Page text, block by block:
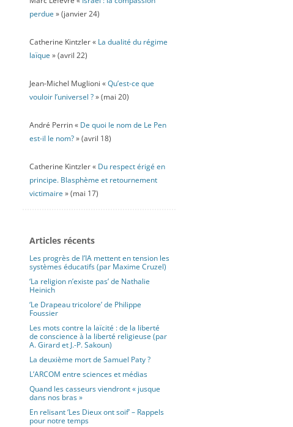
perdue » (janvier 24)
Catherine Kintzler « La dualité du régime
laïque » (avril 22)
Jean-Michel Muglioni «Qu’est-ce que
vouloir l’universel ?» (mai 20)
André Perrin « De quoi le nom de Le Pen
est-il le nom?» (avril 18)
Catherine Kintzler « Du respect érigé en
principe. Blasphème et retournement
victimaire » (mai 17)
Articles récents
Les progrès de l’IA mettent en tension les
systèmes éducatifs (par Maxime Cruzel)
‘La religion n’existe pas’ de Nathalie
Heinich
‘Le Drapeau tricolore’ de Philippe
Foussier
Les mots contre la laïcité : de la liberté
de conscience à la liberté religieuse (par
A. Girard et J.-P. Sakoun)
La deuxième mort de Samuel Paty ?
L’ARCOM entre sciences et médias
Quand les casseurs viendront « jusque
dans nos bras »
En relisant ‘Les Dieux ont soif’ – Rappels
pour notre temps